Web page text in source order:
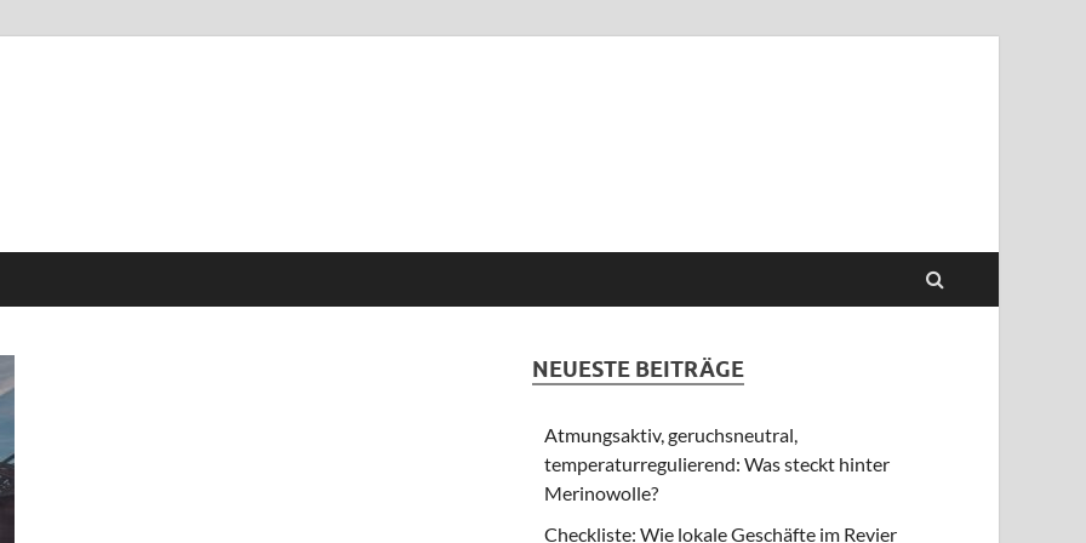
NEUESTE BEITRÄGE
Atmungsaktiv, geruchsneutral,
temperaturregulierend: Was steckt hinter
Merinowolle?
Checkliste: Wie lokale Geschäfte im Revier